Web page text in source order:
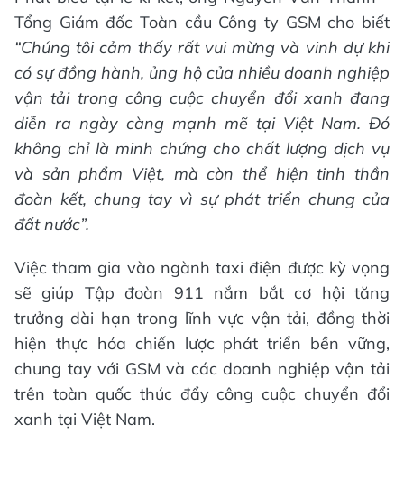
Tổng Giám đốc Toàn cầu Công ty GSM cho biết
“Chúng tôi cảm thấy rất vui mừng và vinh dự khi
có sự đồng hành, ủng hộ của nhiều doanh nghiệp
vận tải trong công cuộc chuyển đổi xanh đang
diễn ra ngày càng mạnh mẽ tại Việt Nam. Đó
không chỉ là minh chứng cho chất lượng dịch vụ
và sản phẩm Việt, mà còn thể hiện tinh thần
đoàn kết, chung tay vì sự phát triển chung của
đất nước”.
Việc tham gia vào ngành taxi điện được kỳ vọng
sẽ giúp Tập đoàn 911 nắm bắt cơ hội tăng
trưởng dài hạn trong lĩnh vực vận tải, đồng thời
hiện thực hóa chiến lược phát triển bền vững,
chung tay với GSM và các doanh nghiệp vận tải
trên toàn quốc thúc đẩy công cuộc chuyển đổi
xanh tại Việt Nam.